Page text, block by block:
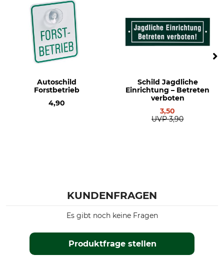
Autoschild
Forstbetrieb
4,90
Schild Jagdliche
Einrichtung – Betreten
verboten
3,50
UVP 3,90
KUNDENFRAGEN
Produktfrage stellen
Es gibt noch keine Fragen